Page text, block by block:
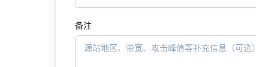
备注